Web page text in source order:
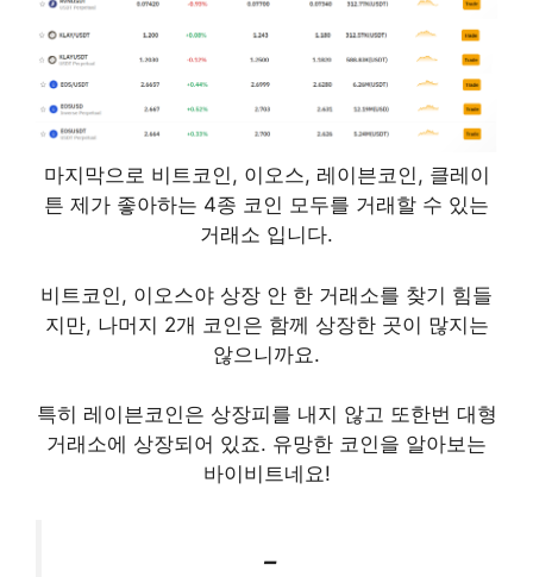
마지막으로 비트코인, 이오스, 레이븐코인, 클레이
튼 제가 좋아하는 4종 코인 모두를 거래할 수 있는
거래소 입니다.
비트코인, 이오스야 상장 안 한 거래소를 찾기 힘들
지만, 나머지 2개 코인은 함께 상장한 곳이 많지는
않으니까요.
특히 레이븐코인은 상장피를 내지 않고 또한번 대형
거래소에 상장되어 있죠. 유망한 코인을 알아보는
바이비트네요!
–